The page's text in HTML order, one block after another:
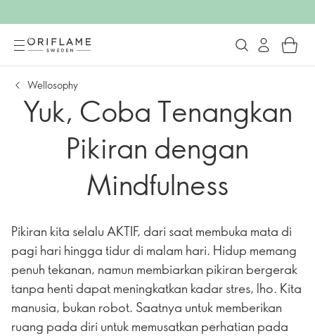
Wellosophy
Yuk, Coba Tenangkan
Pikiran dengan
Mindfulness
Pikiran kita selalu AKTIF, dari saat membuka mata di
pagi hari hingga tidur di malam hari. Hidup memang
penuh tekanan, namun membiarkan pikiran bergerak
tanpa henti dapat meningkatkan kadar stres, lho. Kita
manusia, bukan robot. Saatnya untuk memberikan
ruang pada diri untuk memusatkan perhatian pada